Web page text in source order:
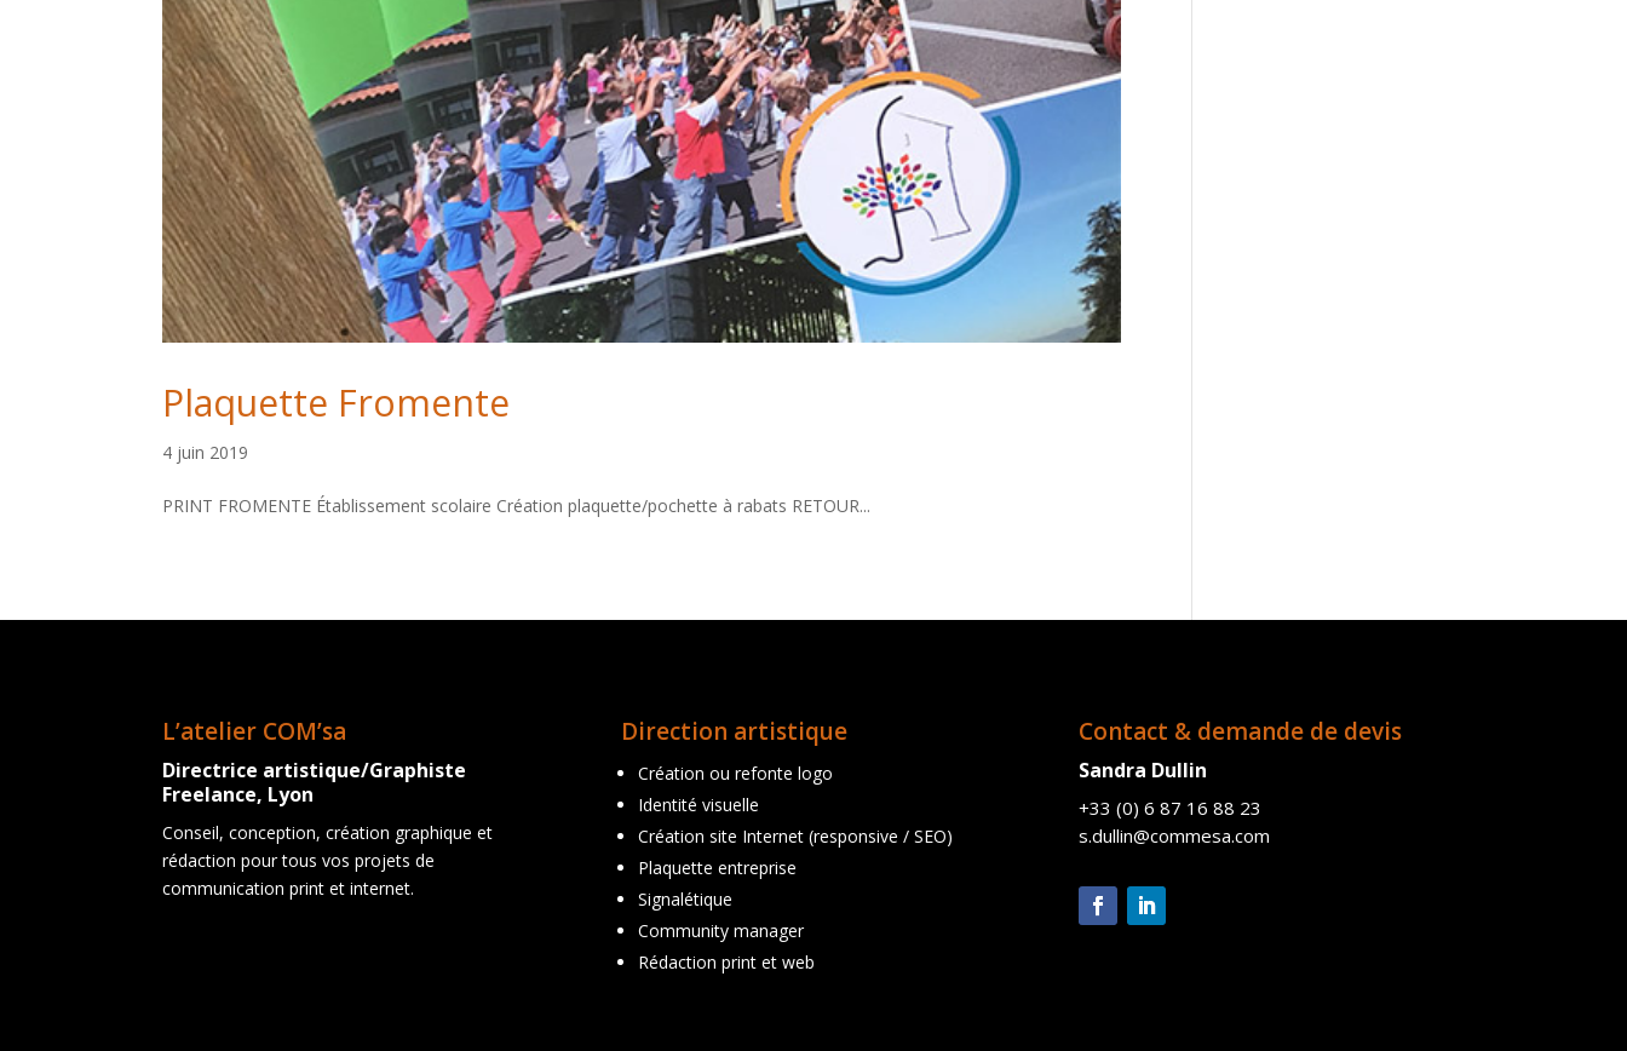
Plaquette Fromente
4 juin 2019
PRINT FROMENTE Établissement scolaire Création plaquette/pochette à rabats RETOUR...
L’atelier COM’sa
Directrice artistique/Graphiste
Freelance, Lyon
Conseil, conception, création graphique et
rédaction pour tous vos projets de
communication print et internet.
Direction artistique
Création ou refonte logo
Identité visuelle
Création site Internet (responsive / SEO)
Plaquette entreprise
Signalétique
Community manager
Rédaction print et web
Contact & demande de devis
Sandra Dullin
+33 (0) 6 87 16 88 23
s.dullin@commesa.com